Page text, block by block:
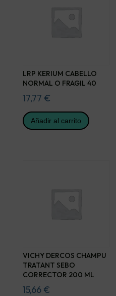
LRP KERIUM CABELLO
NORMAL O FRAGIL 40
17,77 €
Añadir al carrito
VICHY DERCOS CHAMPU
TRATANT SEBO
CORRECTOR 200 ML
15,66 €